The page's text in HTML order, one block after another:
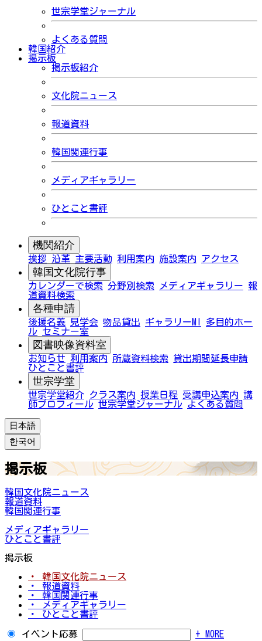
世宗学堂ジャーナル
よくある質問
韓国紹介
掲示板
掲示板紹介
文化院ニュース
報道資料
韓国関連行事
メディアギャラリー
ひとこと書評
機関紹介
挨拶 沿革 主要活動 利用案内 施設案内 アクセス
韓国文化院行事
カレンダーで検索 分野別検索 メディアギャラリー 報
道資料検索
各種申請
後援名義 見学会 物品貸出 ギャラリーMI
多目的ホー
ル セミナー室
図書映像資料室
お知らせ 利用案内 所蔵資料検索
貸出期間延長申請
ひとこと書評
世宗学堂
世宗学堂紹介 クラス案内 授業日程 受講申込案内 講
師プロフィール 世宗学堂ジャーナル よくある質問
日本語
한국어
掲示板
韓国文化院ニュース
報道資料
韓国関連行事
メディアギャラリー
ひとこと書評
掲示板
・ 韓国文化院ニュース
・ 報道資料
・ 韓国関連行事
・ メディアギャラリー
・ ひとこと書評
イベント応募 + MORE